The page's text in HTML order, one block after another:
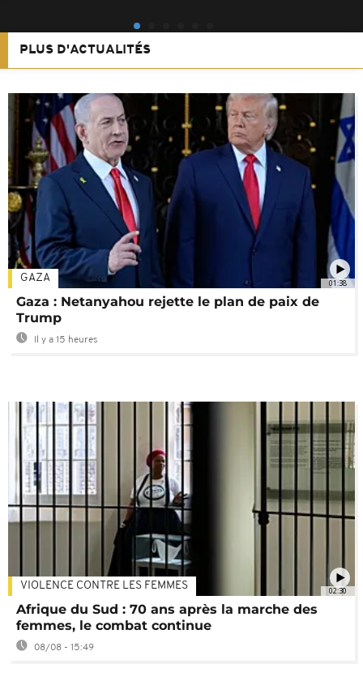
PLUS D'ACTUALITÉS
01:38
GAZA
Gaza : Netanyahou rejette le plan de paix de
Trump
Il y a 15 heures
02:30
VIOLENCE CONTRE LES FEMMES
Afrique du Sud : 70 ans après la marche des
femmes, le combat continue
08/08 - 15:49